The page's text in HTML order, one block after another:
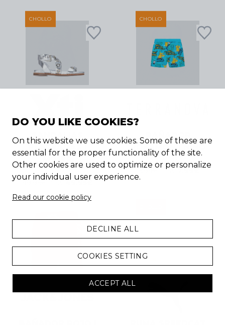
CHOLLO
SANDALIAS
PLATEADAS |
MUJER
50
99.95€ now 49.95€
CHOLLO
BAÑADOR
POKEMON | NIÑO
15.99 € now 7.99€
DO YOU LIKE COOKIES?
On this website we use cookies. Some of these are
essential for the proper functionality of the site.
Other cookies are used to optimize or personalize
your individual user experience.
Read our cookie policy
DECLINE ALL
COOKIES SETTING
ACCEPT ALL